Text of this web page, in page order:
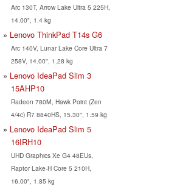
Arc 130T, Arrow Lake Ultra 5 225H,
14.00", 1.4 kg
Lenovo ThinkPad T14s G6
Arc 140V, Lunar Lake Core Ultra 7
258V, 14.00", 1.28 kg
Lenovo IdeaPad Slim 3
15AHP10
Radeon 780M, Hawk Point (Zen
4/4c) R7 8840HS, 15.30", 1.59 kg
Lenovo IdeaPad Slim 5
16IRH10
UHD Graphics Xe G4 48EUs,
Raptor Lake-H Core 5 210H,
16.00", 1.85 kg